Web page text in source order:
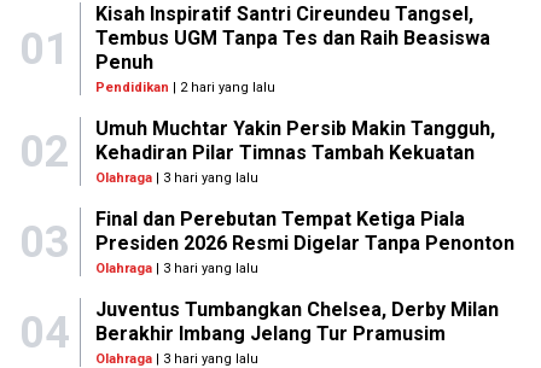
01
Kisah Inspiratif Santri Cireundeu Tangsel,
Tembus UGM Tanpa Tes dan Raih Beasiswa
Penuh
Pendidikan | 2 hari yang lalu
02
Umuh Muchtar Yakin Persib Makin Tangguh,
Kehadiran Pilar Timnas Tambah Kekuatan
Olahraga| 3 hari yang lalu
03
Final dan Perebutan Tempat Ketiga Piala
Presiden 2026 Resmi Digelar Tanpa Penonton
Olahraga| 3 hari yang lalu
04
Juventus Tumbangkan Chelsea, Derby Milan
Berakhir Imbang Jelang Tur Pramusim
Olahraga| 3 hari yang lalu